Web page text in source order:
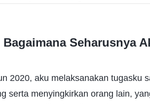
Bagaimana Seharusnya
2020, aku melaksanakan tugasku
serta menyingkirkan orang lain,